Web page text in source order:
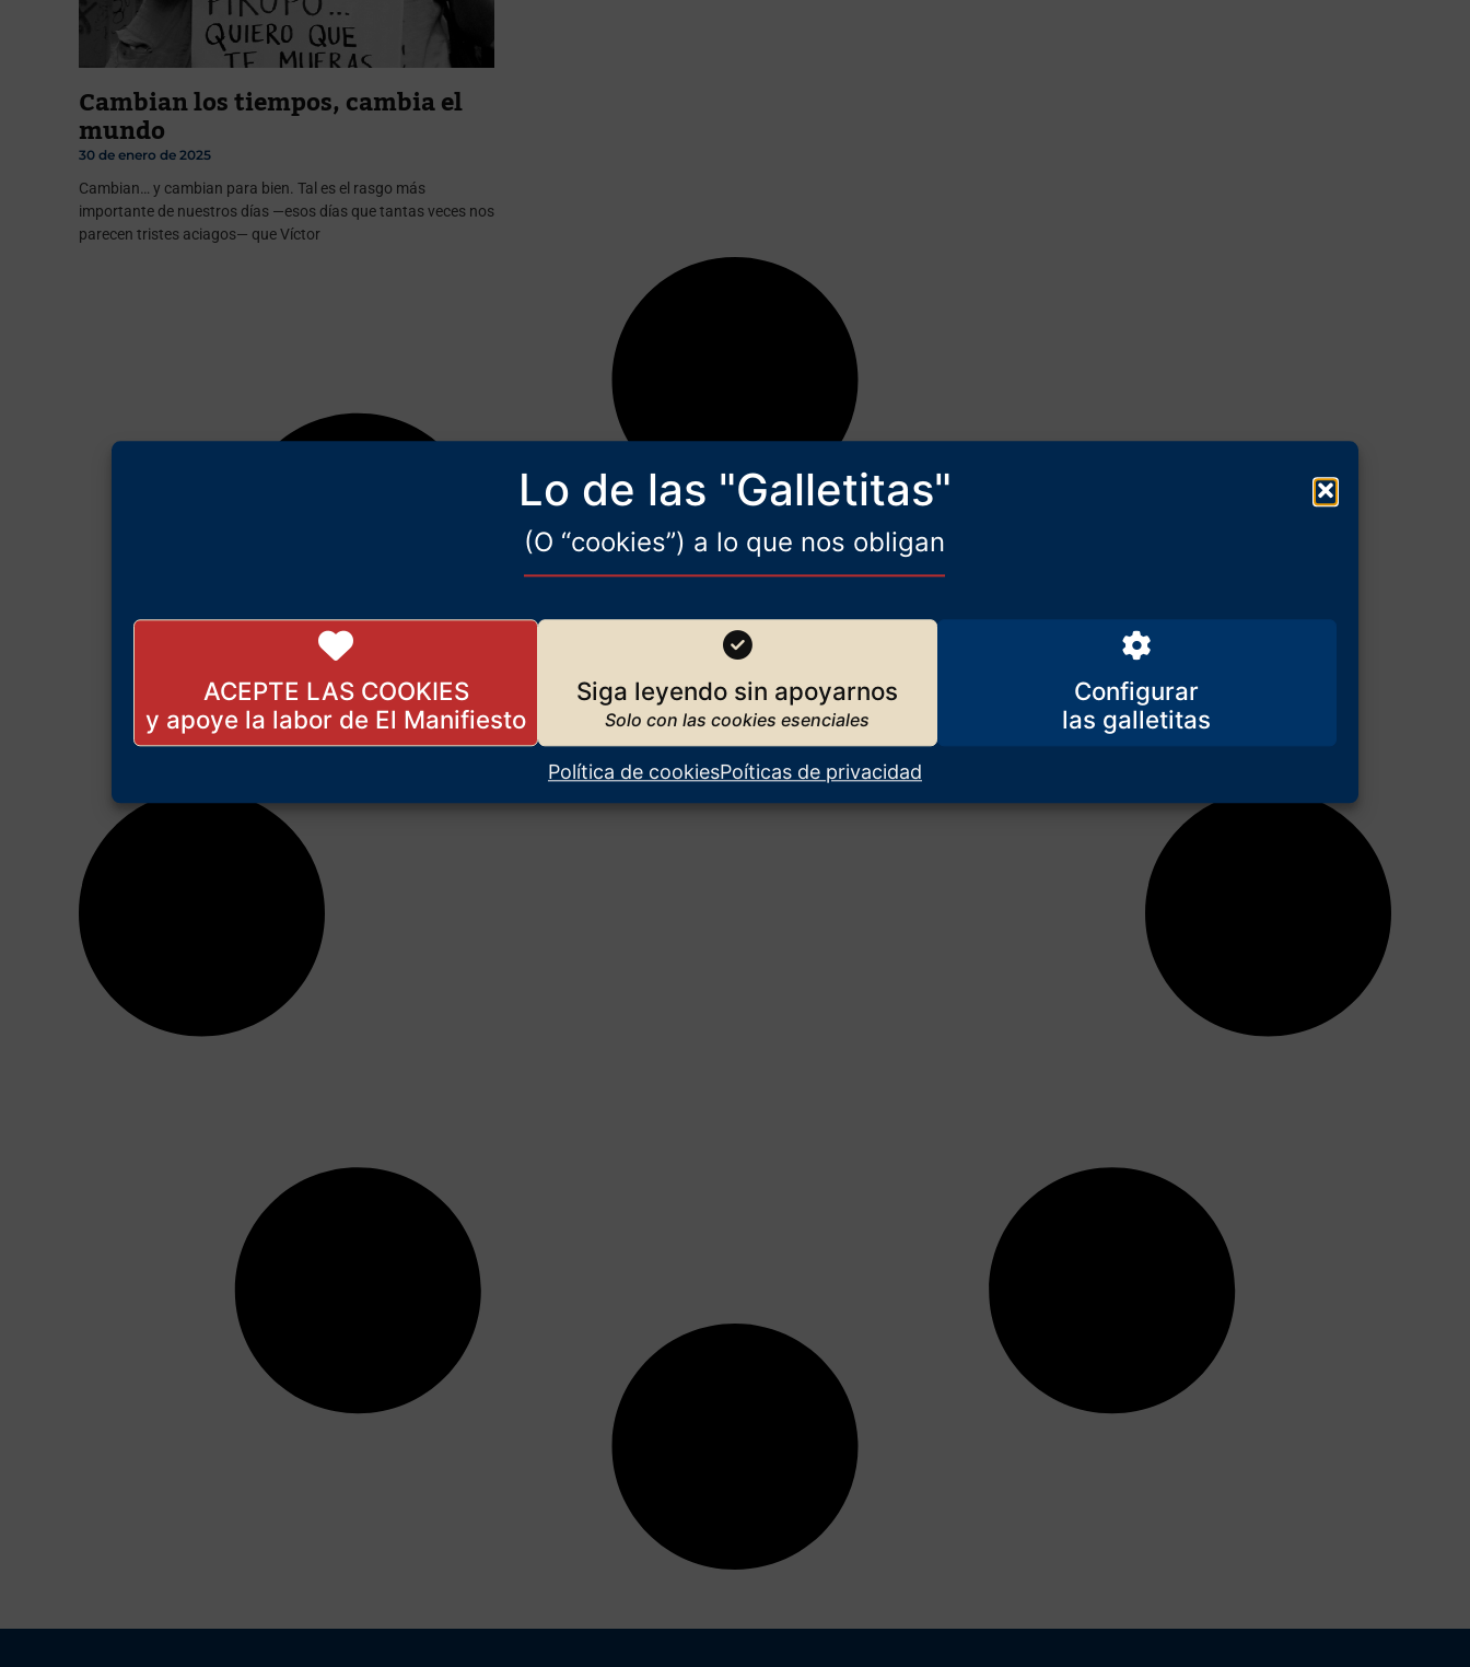
Lo de las "Galletitas"
(O “cookies”) a lo que nos obligan
ACEPTE LAS COOKIES Siga leyendo sin apoyarnos Configurar
Política de cookiesPoíticas de privacidad
Cambian los tiempos, cambia el
mundo
30 de enero de 2025
Cambian… y cambian para bien. Tal es el rasgo más
importante de nuestros días —esos días que tantas veces nos
parecen tristes aciagos— que Víctor